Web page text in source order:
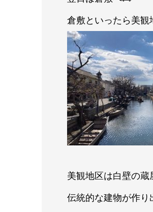
倉敷といったら美観
美観地区は白壁の蔵
伝統的な建物が作